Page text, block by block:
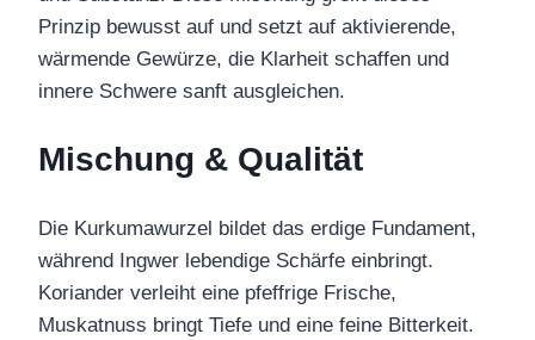
Prinzip bewusst auf und setzt auf aktivierende,
wärmende Gewürze, die Klarheit schaffen und
innere Schwere sanft ausgleichen.
Mischung & Qualität
Die Kurkumawurzel bildet das erdige Fundament,
während Ingwer lebendige Schärfe einbringt.
Koriander verleiht eine pfeffrige Frische,
Muskatnuss bringt Tiefe und eine feine Bitterkeit.